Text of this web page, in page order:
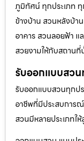
ภูมิทัศน์ ทุกประเภท ทุ
ข้างบ้าน สวนหลังบ้า
อาคาร สวนลอยฟ้า
สวยงามให้กับสถานที่
รับออกแบบสวน
รับออกแบบสวนทุกป
อาชีพที่มีประสบการ
สวนมีหลายประเภทใ